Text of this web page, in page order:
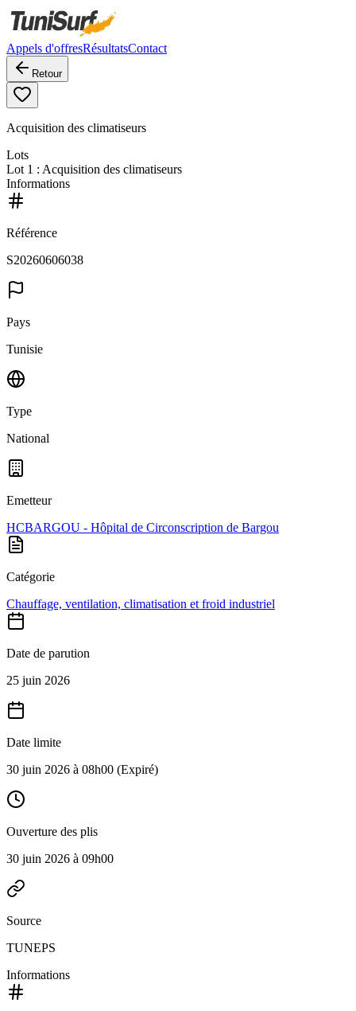
Appels d'offresRésultatsContact
Retour
Acquisition des climatiseurs
Lots
Lot 1 : Acquisition des climatiseurs
Informations
Référence
S20260606038
Pays
Tunisie
Type
National
Emetteur
HCBARGOU - Hôpital de Circonscription de Bargou
Catégorie
Chauffage, ventilation, climatisation et froid industriel
Date de parution
25 juin 2026
Date limite
30 juin 2026 à 08h00 (Expiré)
Ouverture des plis
30 juin 2026 à 09h00
Source
TUNEPS
Informations